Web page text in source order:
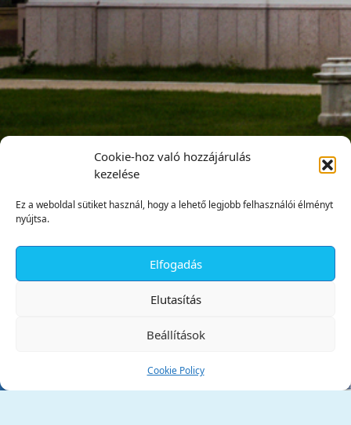
Cookie-hoz való hozzájárulás
kezelése
Ez a weboldal sütiket használ, hogy a lehető legjobb felhasználói élményt
nyújtsa.
Elfogadás
Elutasítás
Beállítások
Cookie Policy
Tata Város Önkormányzata
✕